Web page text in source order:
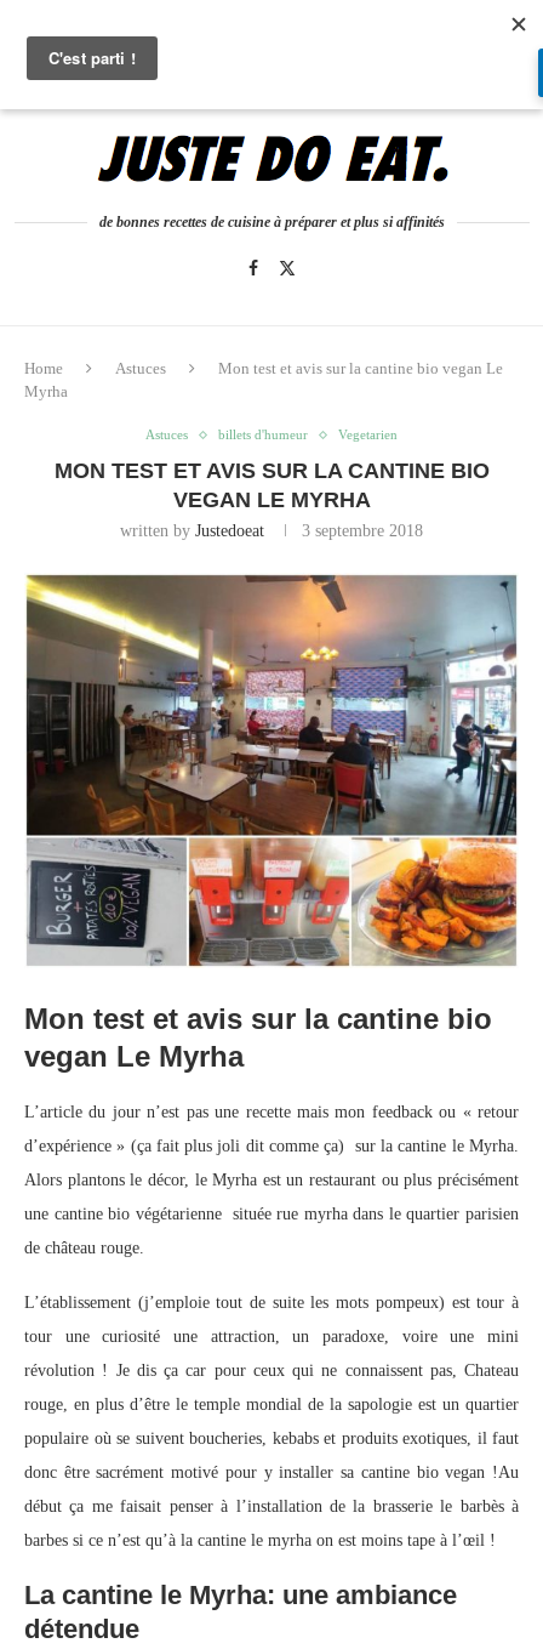
de bonnes recettes de cuisine à préparer et plus si affinités
Home Astuces
Mon test et avis sur la cantine bio vegan Le
Myrha
Astuces billets d'humeur Vegetarien
MON TEST ET AVIS SUR LA CANTINE BIO
VEGAN LE MYRHA
written by Justedoeat 3 septembre 2018
Mon test et avis sur la cantine bio
vegan Le Myrha
L’article du jour n’est pas une recette mais mon feedback ou « retour
d’expérience » (ça fait plus joli dit comme ça) sur la cantine le Myrha.
Alors plantons le décor, le Myrha est un restaurant ou plus précisément
une cantine bio végétarienne située rue myrha dans le quartier parisien
de château rouge.
L’établissement (j’emploie tout de suite les mots pompeux) est tour à
tour une curiosité une attraction, un paradoxe, voire une mini
révolution ! Je dis ça car pour ceux qui ne connaissent pas, Chateau
rouge, en plus d’être le temple mondial de la sapologie est un quartier
populaire où se suivent boucheries, kebabs et produits exotiques, il faut
donc être sacrément motivé pour y installer sa cantine bio vegan !Au
début ça me faisait penser à l’installation de la brasserie le barbès à
barbes si ce n’est qu’à la cantine le myrha on est moins tape à l’œil !
La cantine le Myrha: une ambiance
détendue